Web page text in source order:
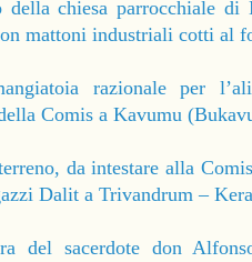
chiesa parrocchiale di
mattoni industriali cotti al
razionale per
Comis a Kavumu
da intestare alla
Dalit a Trivandrum –
del sacerdote don